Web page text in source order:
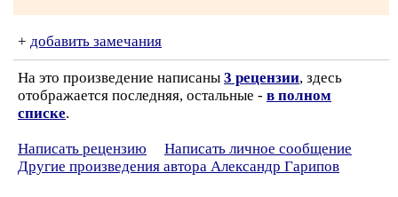
+ добавить замечания
На это произведение написаны 3 рецензии, здесь
отображается последняя, остальные - в полном
списке.
Написать рецензию
Написать личное сообщение
Другие произведения автора Александр Гарипов